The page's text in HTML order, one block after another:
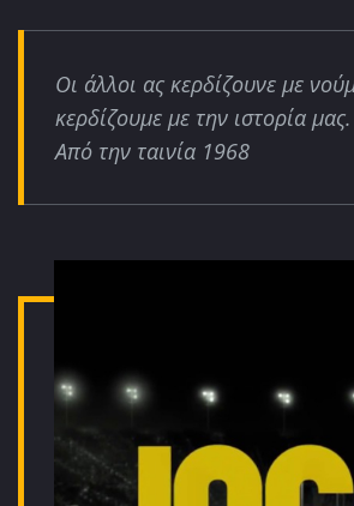
Οι άλλοι ας κερδίζουνε με
κερδίζουμε με την ιστορία μας.
Από την ταινία 1968